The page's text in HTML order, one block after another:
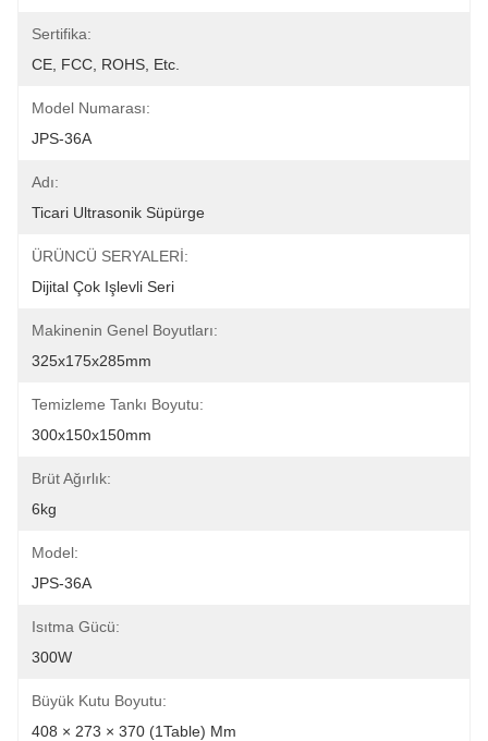
Sertifika:
CE, FCC, ROHS, Etc.
Model Numarası:
JPS-36A
Adı:
Ticari Ultrasonik Süpürge
ÜRÜNCÜ SERYALERİ:
Dijital Çok Işlevli Seri
Makinenin Genel Boyutları:
325x175x285mm
Temizleme Tankı Boyutu:
300x150x150mm
Brüt Ağırlık:
6kg
Model:
JPS-36A
Isıtma Gücü:
300W
Büyük Kutu Boyutu:
408 × 273 × 370 (1Table) Mm